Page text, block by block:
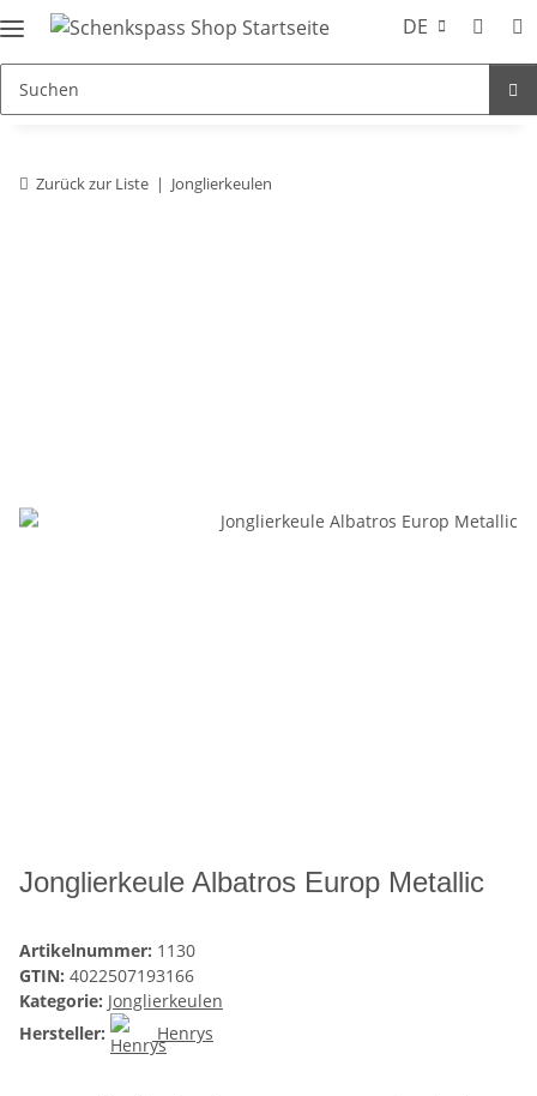
DE
Zurück zur Liste Jonglierkeulen
Jonglierkeule Albatros Europ Metallic
Artikelnummer: 1130
GTIN: 4022507193166
Kategorie: Jonglierkeulen
Hersteller:
Henrys